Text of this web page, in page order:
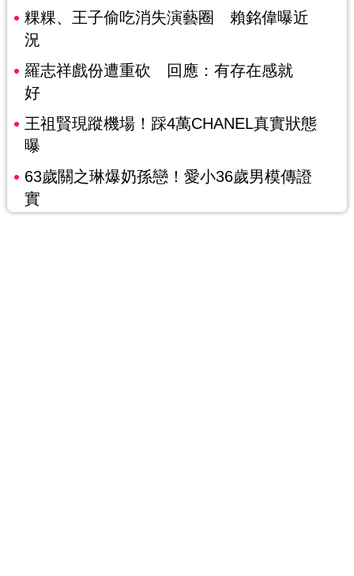
粿粿、王子偷吃消失演藝圈 賴銘偉曝近
況
羅志祥戲份遭重砍 回應：有存在感就
好
王祖賢現蹤機場！踩4萬CHANEL真實狀態
曝
63歲關之琳爆奶孫戀！愛小36歲男模傳證
實